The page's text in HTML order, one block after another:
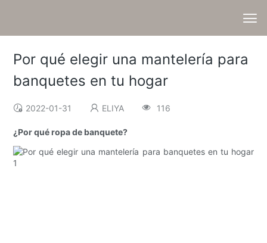
Por qué elegir una mantelería para
banquetes en tu hogar
2022-01-31 ELIYA 116
¿Por qué ropa de banquete?